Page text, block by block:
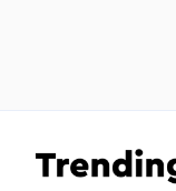
contenuto